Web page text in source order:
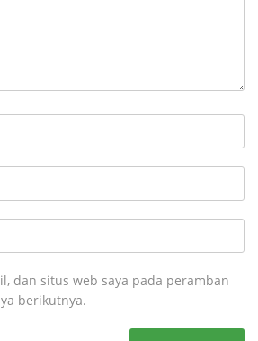
dan situs web saya pada peramban
berikutnya.